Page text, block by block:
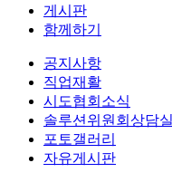
게시판
함께하기
공지사항
직업재활
시도협회소식
솔루션위원회상담실
포토갤러리
자유게시판